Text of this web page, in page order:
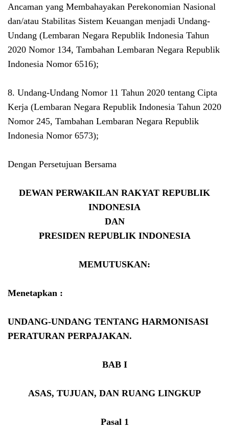
Ancaman yang Membahayakan Perekonomian Nasional
dan/atau Stabilitas Sistem Keuangan menjadi Undang-
Undang (Lembaran Negara Republik Indonesia Tahun
2020 Nomor 134, Tambahan Lembaran Negara Republik
Indonesia Nomor 6516);
8. Undang-Undang Nomor 11 Tahun 2020 tentang Cipta
Kerja (Lembaran Negara Republik Indonesia Tahun 2020
Nomor 245, Tambahan Lembaran Negara Republik
Indonesia Nomor 6573);
Dengan Persetujuan Bersama
DEWAN PERWAKILAN RAKYAT REPUBLIK
INDONESIA
DAN
PRESIDEN REPUBLIK INDONESIA
MEMUTUSKAN:
Menetapkan :
UNDANG-UNDANG TENTANG HARMONISASI
PERATURAN PERPAJAKAN.
BAB I
ASAS, TUJUAN, DAN RUANG LINGKUP
Pasal 1